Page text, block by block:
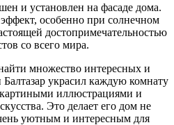
и установлен на фасаде дома.
особенно при солнечном
достопримечательностью
со всего мира.
множество интересных и
украсил каждую комнату
иллюстрациями и
Это делает его дом не
уютным и интересным для